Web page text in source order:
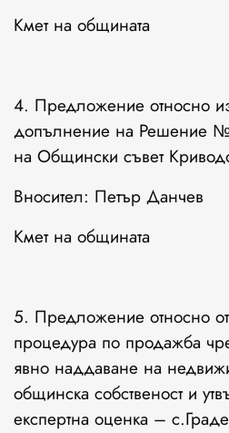
Кмет на общината
4. Предложение относно
допълнение на Решение №
на Общински съвет
Вносител: Петър Данчев
Кмет на общината
5. Предложение относно
процедура по продажба
явно наддаване на
общинска собственост и
експертна оценка –